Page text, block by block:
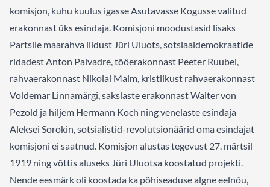
komisjon, kuhu kuulus igasse Asutavasse Kogusse valitud
erakonnast üks esindaja. Komisjoni moodustasid lisaks
Partsile maarahva liidust Jüri Uluots, sotsiaaldemokraatide
ridadest Anton Palvadre, tööerakonnast Peeter Ruubel,
rahvaerakonnast Nikolai Maim, kristlikust rahvaerakonnast
Voldemar Linnamärgi, sakslaste erakonnast Walter von
Pezold ja hiljem Hermann Koch ning venelaste esindaja
Aleksei Sorokin, sotsialistid-revolutsionäärid oma esindajat
komisjoni ei saatnud. Komisjon alustas tegevust 27. märtsil
1919 ning võttis aluseks Jüri Uluotsa koostatud projekti.
Nende eesmärk oli koostada ka põhiseaduse algne eelnõu,